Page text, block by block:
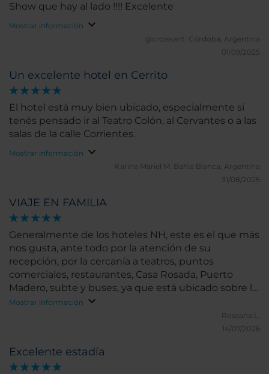
VIAJE EN FAMILIA
Generalmente de los hoteles NH, este es el que más
nos gusta, ante todo por la atención de su
recepción, por la cercanía a teatros, puntos
comerciales, restaurantes, Casa Rosada, Puerto
Madero, subte y buses, ya que está ubicado sobre la
Avenida 9 de Julio, a una cuadra del Obelisco.. Su
ambiente en el interior es tranquilo, muy limpio, las
camas cómodas, buena ducha. Las habitaciones
snack para consumir, así como bebidas, las cuales
de consumirse, se pagan al entregar la habitación.,
Mostrar información
Rossana L.
14/07/2026
Excelente estadía
Show que hay al lado !!!! Excelente
Mostrar información
glcroissant. Córdoba, Argentina
01/09/2025
Un excelente hotel en Cerrito
El hotel está muy bien ubicado, especialmente si
tenés pensado ir al Teatro Colón, al Cervantes o a las
salas de la calle Corrientes.
Mostrar información
Karina Mariel M. Bahia Blanca, Argentina
31/08/2025